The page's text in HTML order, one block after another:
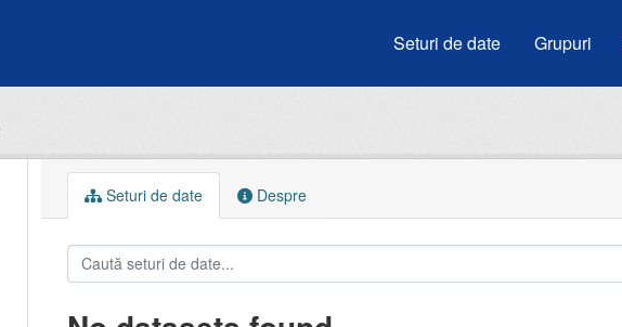
Seturi de date Grupuri
Seturi de date Despre